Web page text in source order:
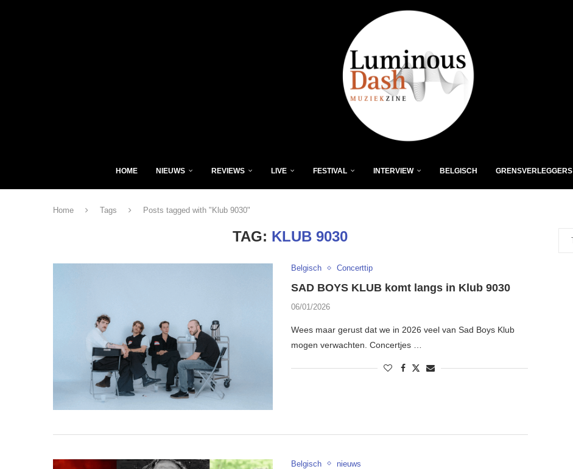
HOME NIEUWS REVIEWS LIVE FESTIVAL INTERVIEW BELGISCH GRENSVERLEGGERS
Home Tags Posts tagged with "Klub 9030"
TAG: KLUB 9030
Belgisch Concerttip
SAD BOYS KLUB komt langs in Klub 9030
06/01/2026
Wees maar gerust dat we in 2026 veel van Sad Boys Klub
mogen verwachten. Concertjes …
Belgisch nieuws